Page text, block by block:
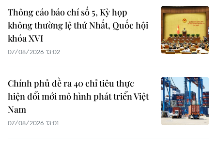
Thông cáo báo chí số 5, Kỳ họp
không thường lệ thứ Nhất, Quốc hội
khóa XVI
07/08/2026 13:02
Chính phủ đề ra 40 chỉ tiêu thực
hiện đổi mới mô hình phát triển Việt
Nam
07/08/2026 13:01